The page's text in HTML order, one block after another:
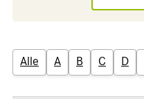
Alle A B C D